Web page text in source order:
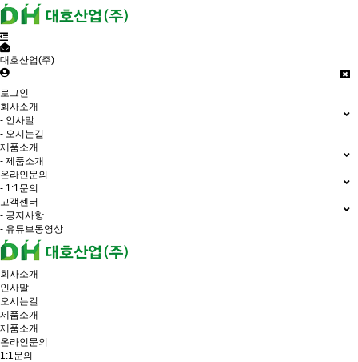
대호산업(주)
로그인
회사소개
- 인사말
- 오시는길
제품소개
- 제품소개
온라인문의
- 1:1문의
고객센터
- 공지사항
- 유튜브동영상
회사소개
인사말
오시는길
제품소개
제품소개
온라인문의
1:1문의